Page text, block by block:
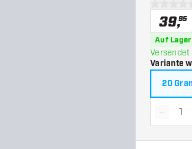
0
39,95
Auf Lager
Versendet
Variante
20
-